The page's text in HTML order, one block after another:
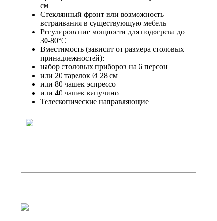
см
Стеклянный фронт или возможность
встраивания в существующую мебель
Регулирование мощности для подогрева до
30-80°C
Вместимость (зависит от размера столовых
принадлежностей):
набор столовых приборов на 6 персон
или 20 тарелок Ø 28 см
или 80 чашек эспрессо
или 40 чашек капучино
Телескопические направляющие